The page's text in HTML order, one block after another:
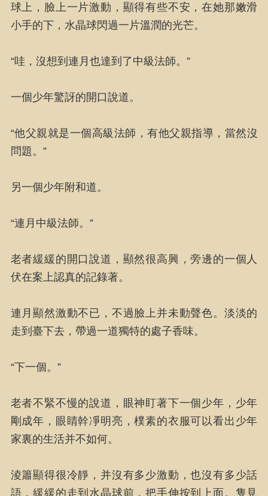
球上，臉上一片激動，顯得有些不安，在她那嫩滑
小手的下，水晶球閃過一片溫潤的光芒。
“哇，沒想到連月也達到了中級法師。”
一個少年驚訝的開口說道。
“他父親就是一個高級法師，有他父親指導，當然沒
問題。”
另一個少年附和道。
“連月中級法師。”
老者緩緩的開口說道，顯然很高興，旁邊的一個人
伏在案上認真的記錄著。
連月顯然激動不已，不過臉上并未動聲色。淡淡的
走到臺下去，帶過一道獨特的處子香味。
“下一個。”
老者不緊不慢的說道，眼神盯著下一個少年，少年
剛成年，眼睛幹凈明亮，樸素的衣服可以看出少年
家裏的生活并不如何。
淩簫顯得很冷靜，并沒有多少激動，也沒有多少話
語，緩緩的走到水晶球前，把手伸按到上面。隻見